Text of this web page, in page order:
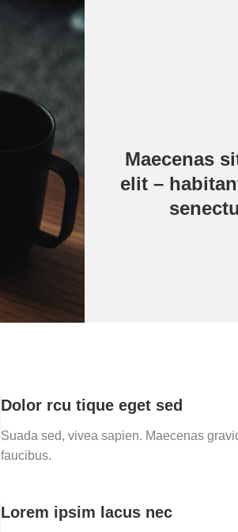
Maecenas
elit –
Dolor rcu tique eget sed
Suada sed, vivea sapien. Maecenas
faucibus.
Lorem ipsim lacus nec